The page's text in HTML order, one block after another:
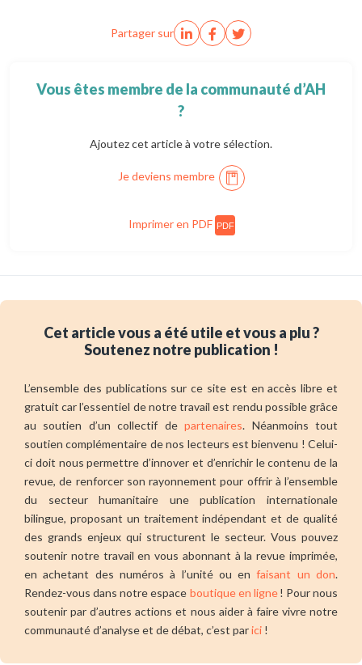
Partager sur
Vous êtes membre de la communauté d’AH
?
Ajoutez cet article à votre sélection.
Je deviens membre
Imprimer en PDF PDF
Cet article vous a été utile et vous a plu ?
Soutenez notre publication !
L’ensemble des publications sur ce site est en accès libre et
gratuit car l’essentiel de notre travail est rendu possible grâce
au soutien d’un collectif departenaires. Néanmoins tout
soutien complémentaire de nos lecteurs est bienvenu ! Celui-
ci doit nous permettre d’innover et d’enrichir le contenu de la
revue, de renforcer son rayonnement pour offrir à l’ensemble
du secteur humanitaire une publication internationale
bilingue, proposant un traitement indépendant et de qualité
des grands enjeux qui structurent le secteur. Vous pouvez
soutenir notre travail en vous abonnant à la revue imprimée,
en achetant des numéros à l’unité ou enfaisant un don.
Rendez-vous dans notre espace boutique en ligne! Pour nous
soutenir par d’autres actions et nous aider à faire vivre notre
communauté d’analyse et de débat, c’est parici !